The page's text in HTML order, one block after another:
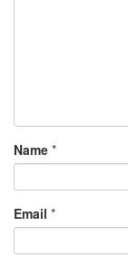
Name *
Email *